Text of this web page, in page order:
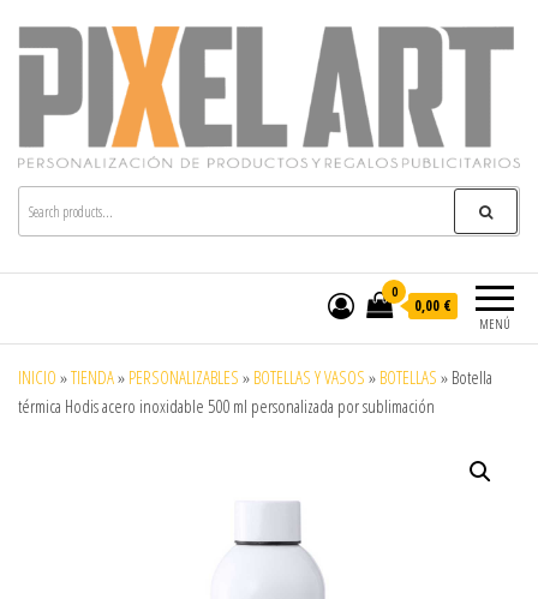
Pixelart
Especialistas en textil publicitario y regalos
personalizados en móstoles
MENÚ
0
0,00 €
INICIO »TIENDA» PERSONALIZABLES » BOTELLAS Y VASOS » BOTELLAS » Botella
térmica Hodis acero inoxidable 500 ml personalizada por sublimación